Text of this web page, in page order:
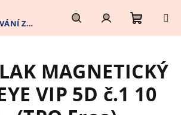
Z
HledatPřihlášení
košík
MAGNETICKÝ
VIP 5D č.1 10